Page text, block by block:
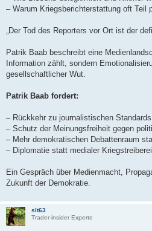
– Warum Kriegsberichterstattung oft Teil
„Der Tod des Reporters vor Ort ist der
Patrik Baab beschreibt eine
Information zählt, sondern
gesellschaftlicher Wut.
Patrik Baab fordert:
– Rückkehr zu journalistischen
– Schutz der Meinungsfreiheit gegen
– Mehr demokratischen Debattenraum
– Diplomatie statt medialer Kriegstreiberei
Ein Gespräch über Medienmacht,
Zukunft der Demokratie.
slt63
Trader-insider Experte